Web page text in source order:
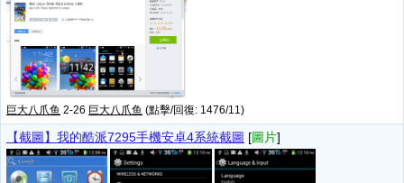
巨大八爪鱼 2-26 巨大八爪鱼 (點擊/回復: 1476/11)
【截圖】我的酷派7295手機安卓4系統截圖 [圖片]